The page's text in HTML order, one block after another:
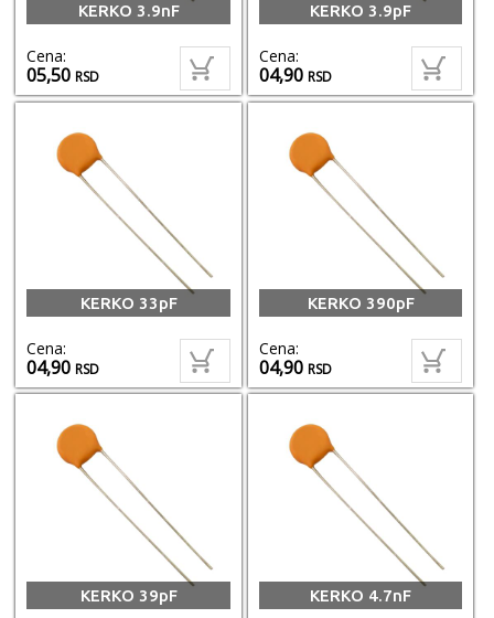
KERKO 3.9nF
Cena:
05,50RSD
KERKO 3.9pF
Cena:
04,90RSD
KERKO 33pF
Cena:
04,90RSD
KERKO 390pF
Cena:
04,90RSD
KERKO 39pF KERKO 4.7nF